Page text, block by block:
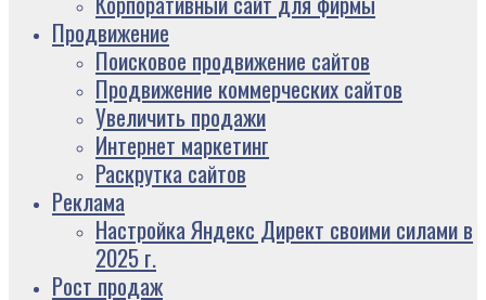
Продвижение
Поисковое продвижение сайтов
Продвижение коммерческих сайтов
Увеличить продажи
Интернет маркетинг
Раскрутка сайтов
Реклама
Настройка Яндекс Директ своими силами в
2025 г.
Рост продаж